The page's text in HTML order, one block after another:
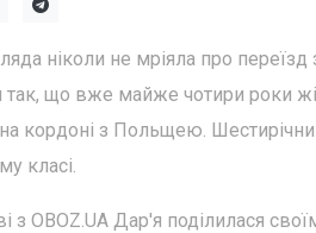
ніколи не мріяла про
так, що вже майже чотири роки
кордоні з Польщею.
класі.
з OBOZ.UA Дар'я поділилася